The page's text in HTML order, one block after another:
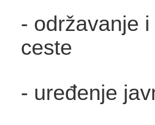
- održavanje
ceste
- uređenje